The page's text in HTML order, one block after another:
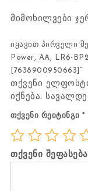
მიმოხილვები
იყავით პირველი
Power, AA, LR6-
[7638900950663]“
თქვენი
იქნება.
თქვენი რეიტინგი*
თქვენი